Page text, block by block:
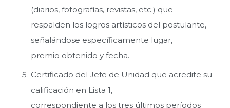
(diarios, fotografías, revistas, etc.) que
respalden los logros artísticos del postulante,
señalándose específicamente lugar,
premio obtenido y fecha.
Certificado del Jefe de Unidad que acredite su
calificación en Lista 1,
correspondiente a los tres últimos períodos